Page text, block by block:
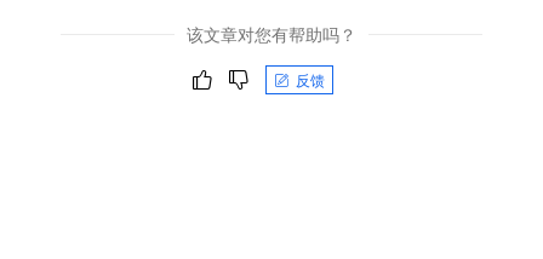
该文章对您有帮助吗？
反馈